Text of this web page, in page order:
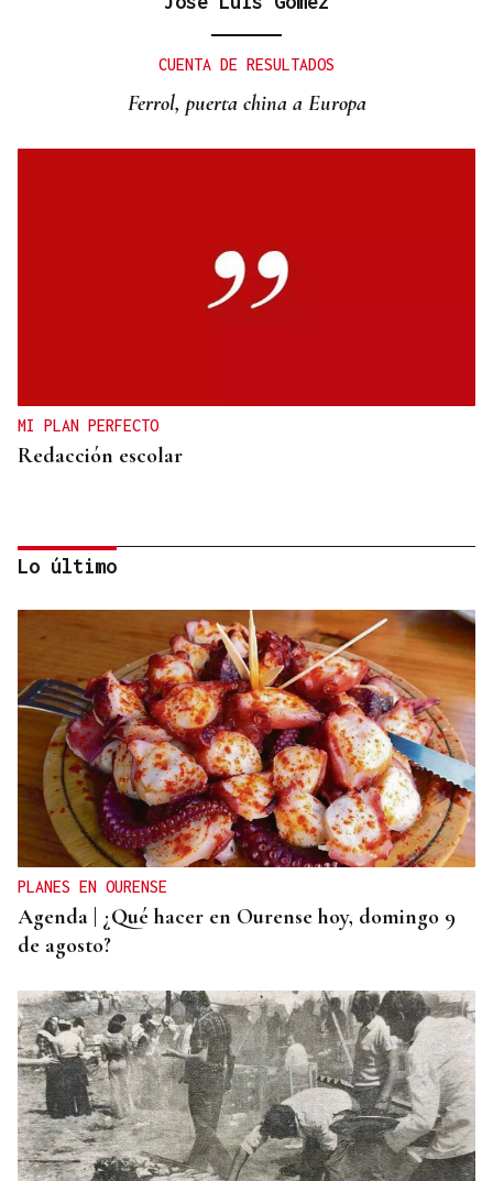
CUENTA DE RESULTADOS
Ferrol, puerta china a Europa
MI PLAN PERFECTO
Redacción escolar
Jenaro Castro
TRAZADO HORIZONTAL
El sueño de una noche de verano
Lo último
PLANES EN OURENSE
Agenda | ¿Qué hacer en Ourense hoy, domingo 9
de agosto?